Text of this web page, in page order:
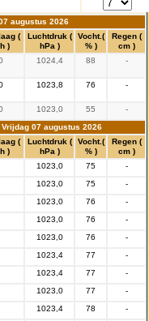
augustus 2026
(
)
Luchtdruk (
hPa )
Vocht.(
% )
Regen (
cm )
1024,4 88 -
1023,8 76 -
1023,0 55
-
07 augustus 2026
(
)
Luchtdruk (
hPa )
Vocht.(
% )
Regen (
cm )
1023,0 75
-
1023,0 75
-
1023,0 76
-
1023,0 76
-
1023,0 76
-
1023,4 77
-
1023,4 77
-
1023,0 77
-
1023,4 78
-